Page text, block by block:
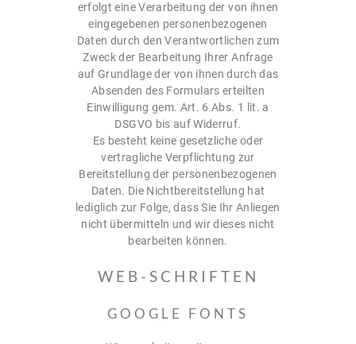
erfolgt eine Verarbeitung der von ihnen
eingegebenen personenbezogenen
Daten durch den Verantwortlichen zum
Zweck der Bearbeitung Ihrer Anfrage
auf Grundlage der von ihnen durch das
Absenden des Formulars erteilten
Einwilligung gem. Art. 6 Abs. 1 lit. a
DSGVO bis auf Widerruf.
Es besteht keine gesetzliche oder
vertragliche Verpflichtung zur
Bereitstellung der personenbezogenen
Daten. Die Nichtbereitstellung hat
lediglich zur Folge, dass Sie Ihr Anliegen
nicht übermitteln und wir dieses nicht
bearbeiten können.
WEB-SCHRIFTEN
GOOGLE FONTS